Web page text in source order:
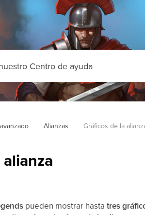
Alianzas Gráficos de la
pueden mostrar hastatres